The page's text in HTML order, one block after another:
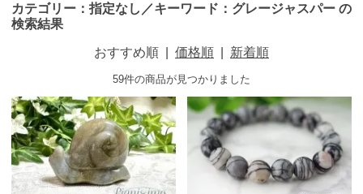
カテゴリー：指定なし／キーワード：グレージャスパー の
検索結果
おすすめ順 価格順 新着順
59件の商品が見つかりました